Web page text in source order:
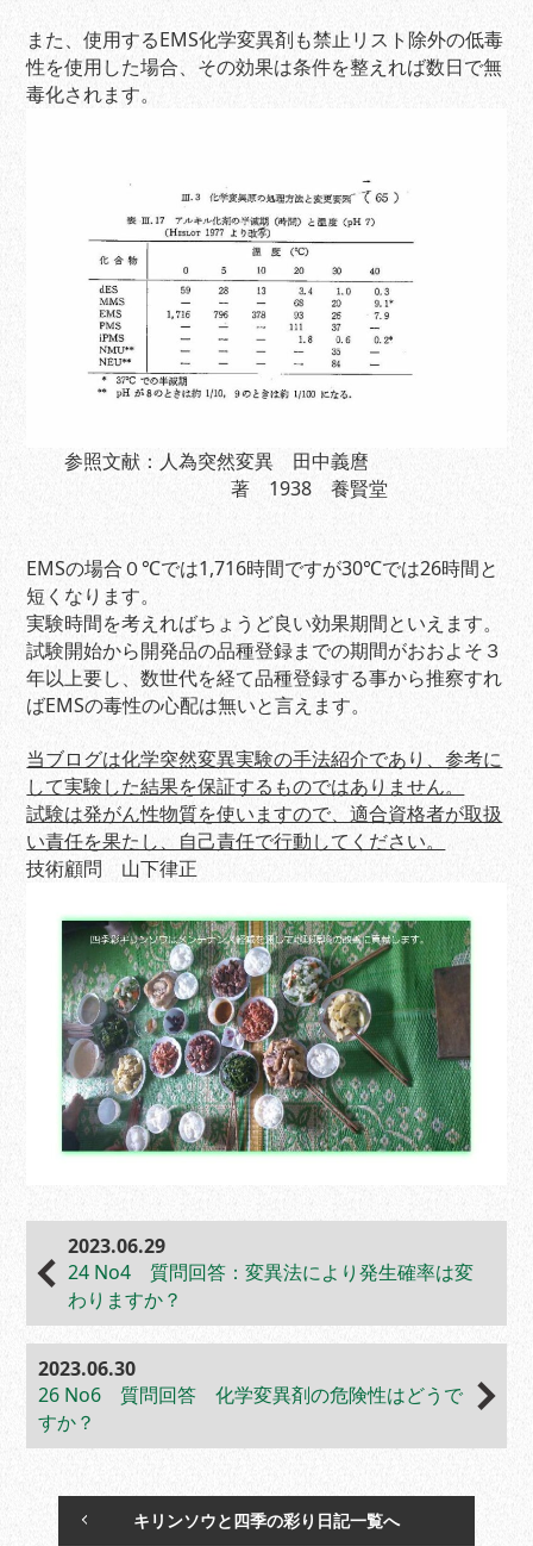
また、使用するEMS化学変異剤も禁止リスト除外の低毒
性を使用した場合、その効果は条件を整えれば数日で無
毒化されます。
参照文献：人為突然変異 田中義麿
著 1938 養賢堂
EMSの場合０℃では1,716時間ですが30℃では26時間と
短くなります。
実験時間を考えればちょうど良い効果期間といえます。
試験開始から開発品の品種登録までの期間がおおよそ３
年以上要し、数世代を経て品種登録する事から推察すれ
ばEMSの毒性の心配は無いと言えます。
当ブログは化学突然変異実験の手法紹介であり、参考に
して実験した結果を保証するものではありません。
試験は発がん性物質を使いますので、適合資格者が取扱
い責任を果たし、自己責任で行動してください。
技術顧問 山下律正
2023.06.29
24 No4 質問回答：変異法により発生確率は変
わりますか？
2023.06.30
26 No6 質問回答 化学変異剤の危険性はどうで
すか？
キリンソウと四季の彩り日記一覧へ